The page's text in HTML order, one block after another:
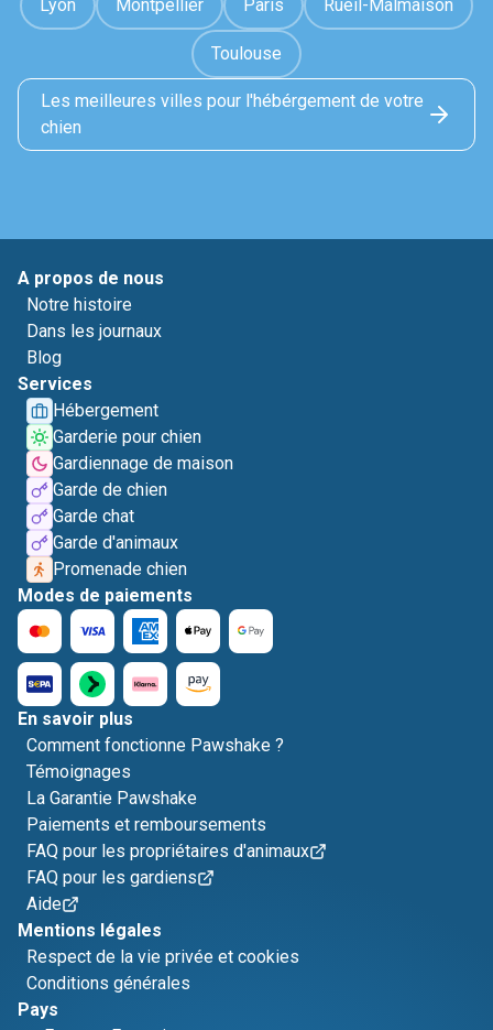
Lyon Montpellier Paris Rueil-Malmaison
Toulouse
Les meilleures villes pour l'hébérgement de votre
chien
A propos de nous
Notre histoire
Dans les journaux
Blog
Services
Hébergement
Garderie pour chien
Gardiennage de maison
Garde de chien
Garde chat
Garde d'animaux
Promenade chien
Modes de paiements
En savoir plus
Comment fonctionne Pawshake ?
Témoignages
La Garantie Pawshake
Paiements et remboursements
FAQ pour les propriétaires d'animaux
FAQ pour les gardiens
Aide
Mentions légales
Respect de la vie privée et cookies
Conditions générales
Pays